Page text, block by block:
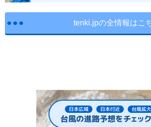
tenki.jpの全情報はこ